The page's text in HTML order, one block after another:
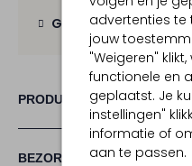
advertenties te
jouw
"Weigeren"
functionele en
geplaatst. Je
instellingen"
informatie of
aan te passen.
Gratis retourbinnen
PRODUCT INFORMATIE
BEZORGEN &